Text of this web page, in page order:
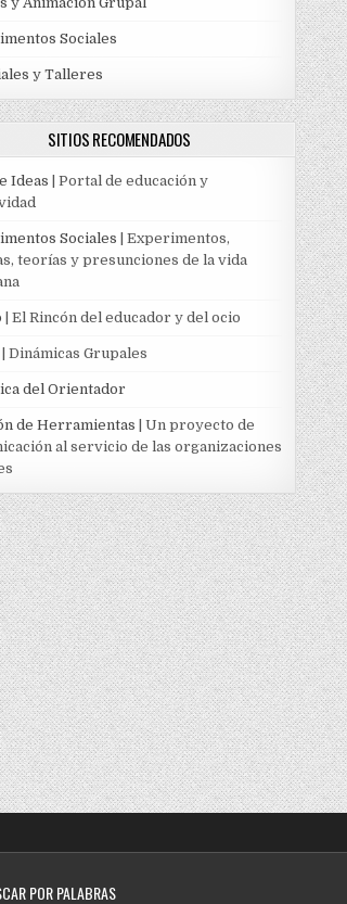
Sociales
y Talleres
SITIOS RECOMENDADOS
Ideas | Portal de educación y
Sociales | Experimentos,
teorías y presunciones de la vida
| El Rincón del educador y del ocio
Dinámicas Grupales
del Orientador
de Herramientas | Un proyecto de
al servicio de las organizaciones
POR PALABRAS